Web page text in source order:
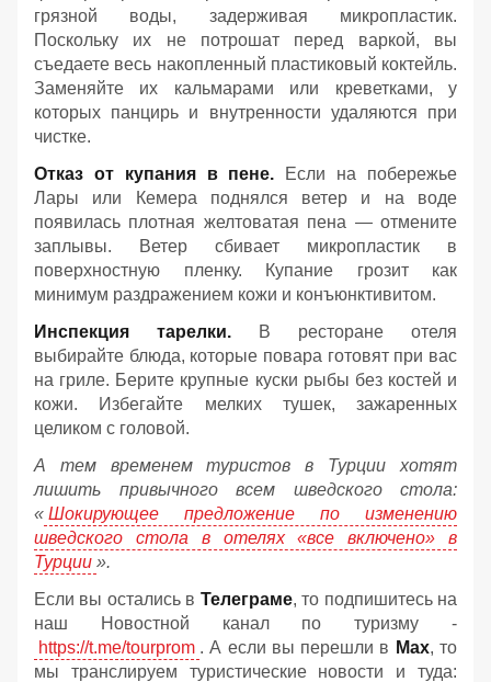
грязной воды, задерживая микропластик.
Поскольку их не потрошат перед варкой, вы
съедаете весь накопленный пластиковый коктейль.
Заменяйте их кальмарами или креветками, у
которых панцирь и внутренности удаляются при
чистке.
Отказ от купания в пене. Если на побережье
Лары или Кемера поднялся ветер и на воде
появилась плотная желтоватая пена — отмените
заплывы. Ветер сбивает микропластик в
поверхностную пленку. Купание грозит как
минимум раздражением кожи и конъюнктивитом.
Инспекция тарелки. В ресторане отеля
выбирайте блюда, которые повара готовят при вас
на гриле. Берите крупные куски рыбы без костей и
кожи. Избегайте мелких тушек, зажаренных
целиком с головой.
А тем временем туристов в Турции хотят
лишить привычного всем шведского стола:
« Шокирующее предложение по изменению
шведского стола в отелях «все включено» в
Турции ».
Если вы остались в Телеграме, то подпишитесь на
наш Новостной канал по туризму -
https://t.me/tourprom . А если вы перешли в Мах, то
мы транслируем туристические новости и туда: